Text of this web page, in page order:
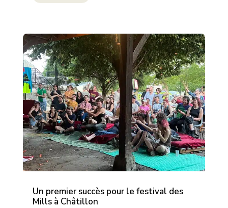
Un premier succès pour le festival des
Mills à Châtillon